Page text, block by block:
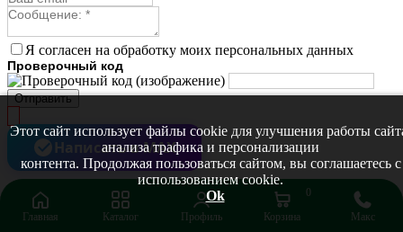
Смесь лекарственных
Стевия
Тимьян ползучий (чабрец)
Фенхель лекарственный
Цикорий лекарственный
Череда лекарственная
Чернокорень
Шалфей
Семена ягод
Брусника
Голубика
Ежевика
Этот сайт использует файлы cookie для улучшения работы
анализа трафика и персонализации
контента. Продолжая пользоваться сайтом, вы соглашаетесь с
использованием cookie.
Ok
Я согласен на обработку моих персональных данных
Проверочный код
Отправить
Главная Каталог Профиль
0
Корзина
Макс
Написать в MAX